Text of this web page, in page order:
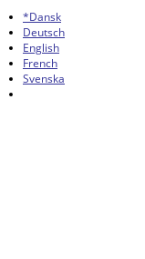
*Dansk
Deutsch
English
French
Svenska